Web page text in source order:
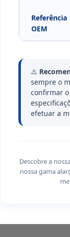
Referência
OEM
⚠️
sempre o
confirmar
efetuar a
Descobre a
nossa gama